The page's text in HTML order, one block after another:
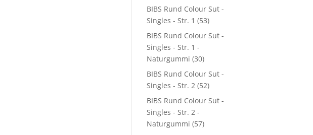
BIBS Rund Colour Sut -
Singles - Str. 1 (53)
BIBS Rund Colour Sut -
Singles - Str. 1 -
Naturgummi (30)
BIBS Rund Colour Sut -
Singles - Str. 2 (52)
BIBS Rund Colour Sut -
Singles - Str. 2 -
Naturgummi (57)